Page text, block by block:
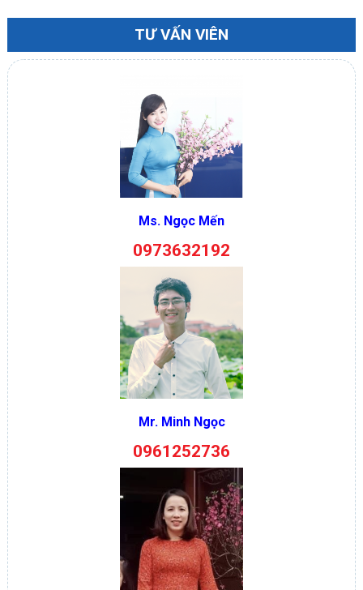
TƯ VẤN VIÊN
Ms. Ngọc Mến
0973632192
Mr. Minh Ngọc
0961252736